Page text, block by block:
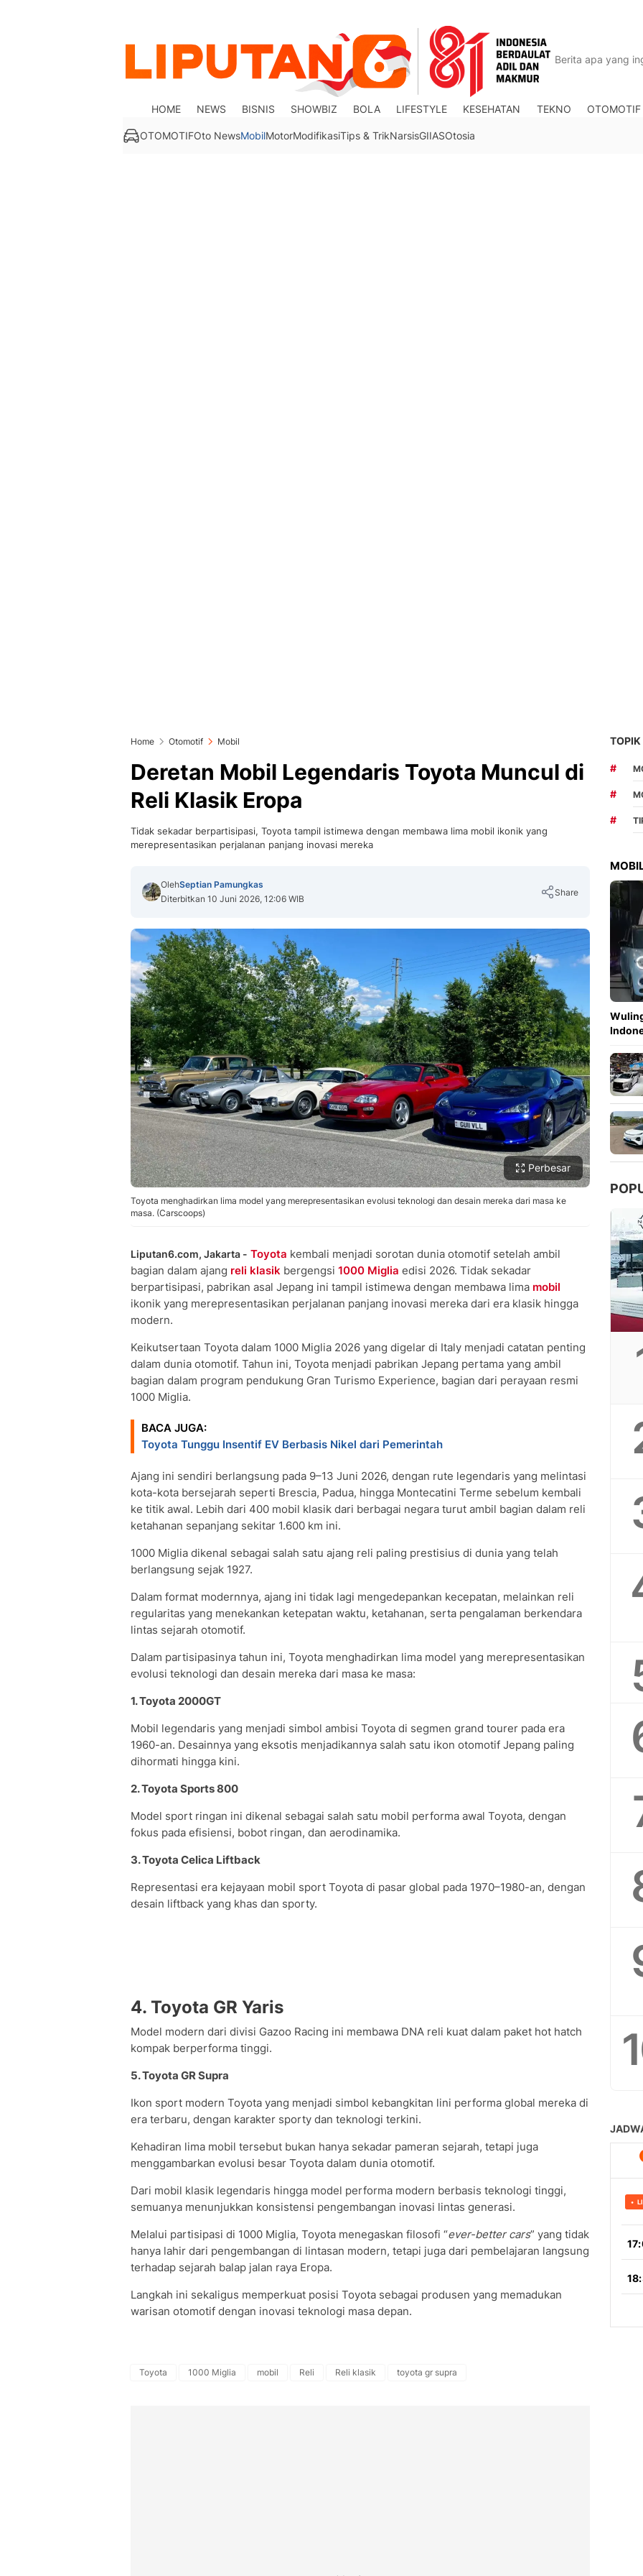
HOME NEWS BISNIS SHOWBIZ BOLA LIFESTYLE KESEHATAN TEKNO OTOMOTIF
OTOMOTIFOto NewsMobilMotorModifikasiTips & TrikNarsisGIIASOtosia
Home Otomotif Mobil
Deretan Mobil Legendaris Toyota Muncul di
Reli Klasik Eropa
Tidak sekadar berpartisipasi, Toyota tampil istimewa dengan membawa lima mobil ikonik yang
merepresentasikan perjalanan panjang inovasi mereka
OlehSeptian Pamungkas
Diterbitkan 10 Juni 2026, 12:06 WIB
Share
Copy Link
Perbesar
Toyota menghadirkan lima model yang merepresentasikan evolusi teknologi dan desain mereka dari masa ke
masa. (Carscoops)
Liputan6.com, Jakarta - Toyota kembali menjadi sorotan dunia otomotif setelah ambil
bagian dalam ajang reli klasik bergengsi 1000 Miglia edisi 2026. Tidak sekadar
berpartisipasi, pabrikan asal Jepang ini tampil istimewa dengan membawa lima mobil
ikonik yang merepresentasikan perjalanan panjang inovasi mereka dari era klasik hingga
modern.
Keikutsertaan Toyota dalam 1000 Miglia 2026 yang digelar di Italy menjadi catatan penting
dalam dunia otomotif. Tahun ini, Toyota menjadi pabrikan Jepang pertama yang ambil
bagian dalam program pendukung Gran Turismo Experience, bagian dari perayaan resmi
1000 Miglia.
BACA JUGA:
Toyota Tunggu Insentif EV Berbasis Nikel dari Pemerintah
Ajang ini sendiri berlangsung pada 9–13 Juni 2026, dengan rute legendaris yang melintasi
kota-kota bersejarah seperti Brescia, Padua, hingga Montecatini Terme sebelum kembali
ke titik awal. Lebih dari 400 mobil klasik dari berbagai negara turut ambil bagian dalam reli
ketahanan sepanjang sekitar 1.600 km ini.
1000 Miglia dikenal sebagai salah satu ajang reli paling prestisius di dunia yang telah
berlangsung sejak 1927.
Dalam format modernnya, ajang ini tidak lagi mengedepankan kecepatan, melainkan reli
regularitas yang menekankan ketepatan waktu, ketahanan, serta pengalaman berkendara
lintas sejarah otomotif.
Dalam partisipasinya tahun ini, Toyota menghadirkan lima model yang merepresentasikan
evolusi teknologi dan desain mereka dari masa ke masa:
1. Toyota 2000GT
Mobil legendaris yang menjadi simbol ambisi Toyota di segmen grand tourer pada era
1960-an. Desainnya yang eksotis menjadikannya salah satu ikon otomotif Jepang paling
dihormati hingga kini.
2. Toyota Sports 800
Model sport ringan ini dikenal sebagai salah satu mobil performa awal Toyota, dengan
fokus pada efisiensi, bobot ringan, dan aerodinamika.
3. Toyota Celica Liftback
Representasi era kejayaan mobil sport Toyota di pasar global pada 1970–1980-an, dengan
desain liftback yang khas dan sporty.
4. Toyota GR Yaris
Model modern dari divisi Gazoo Racing ini membawa DNA reli kuat dalam paket hot hatch
kompak berperforma tinggi.
5. Toyota GR Supra
Ikon sport modern Toyota yang menjadi simbol kebangkitan lini performa global mereka di
era terbaru, dengan karakter sporty dan teknologi terkini.
Kehadiran lima mobil tersebut bukan hanya sekadar pameran sejarah, tetapi juga
menggambarkan evolusi besar Toyota dalam dunia otomotif.
Dari mobil klasik legendaris hingga model performa modern berbasis teknologi tinggi,
semuanya menunjukkan konsistensi pengembangan inovasi lintas generasi.
Melalui partisipasi di 1000 Miglia, Toyota menegaskan filosofi “ever-better cars” yang tidak
hanya lahir dari pengembangan di lintasan modern, tetapi juga dari pembelajaran langsung
terhadap sejarah balap jalan raya Eropa.
Langkah ini sekaligus memperkuat posisi Toyota sebagai produsen yang memadukan
warisan otomotif dengan inovasi teknologi masa depan.
Toyota 1000 Miglia mobil Reli Reli klasik toyota gr supra
TOPIK
#
#
#